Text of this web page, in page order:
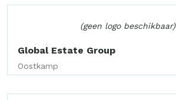
(geen logo beschikbaar)
Global Estate Group
Oostkamp